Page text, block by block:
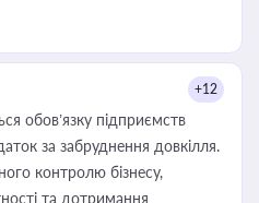
+12
обов’язку підприємств
за забруднення довкілля.
контролю бізнесу,
та дотримання